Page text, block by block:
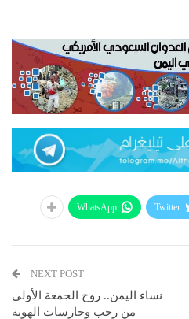
Twitter
WhatsApp
NEXT POST
نساء اليمن.. روح الجمعة الأولى
من رجب وحارسات الهوية